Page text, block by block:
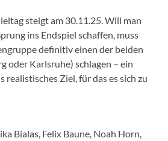
steigt am 30.11.25. Will man
ins Endspiel schaffen, muss
definitiv einen der beiden
oder Karlsruhe) schlagen – ein
realistisches Ziel, für das es sich zu
Bialas, Felix Baune, Noah Horn,